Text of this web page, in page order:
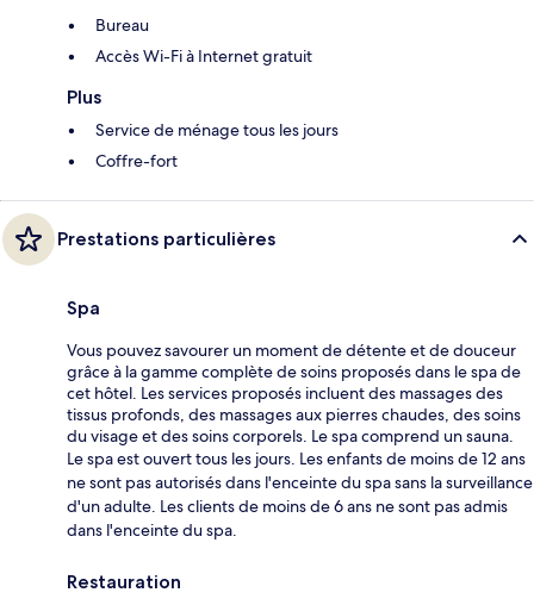
Bureau
Accès Wi-Fi à Internet gratuit
Plus
Service de ménage tous les jours
Coffre-fort
Prestations particulières
Spa
Vous pouvez savourer un moment de détente et de douceur
grâce à la gamme complète de soins proposés dans le spa de
cet hôtel. Les services proposés incluent des massages des
tissus profonds, des massages aux pierres chaudes, des soins
du visage et des soins corporels. Le spa comprend un sauna.
Le spa est ouvert tous les jours. Les enfants de moins de 12 ans
ne sont pas autorisés dans l'enceinte du spa sans la surveillance
d'un adulte. Les clients de moins de 6 ans ne sont pas admis
dans l'enceinte du spa.
Restauration